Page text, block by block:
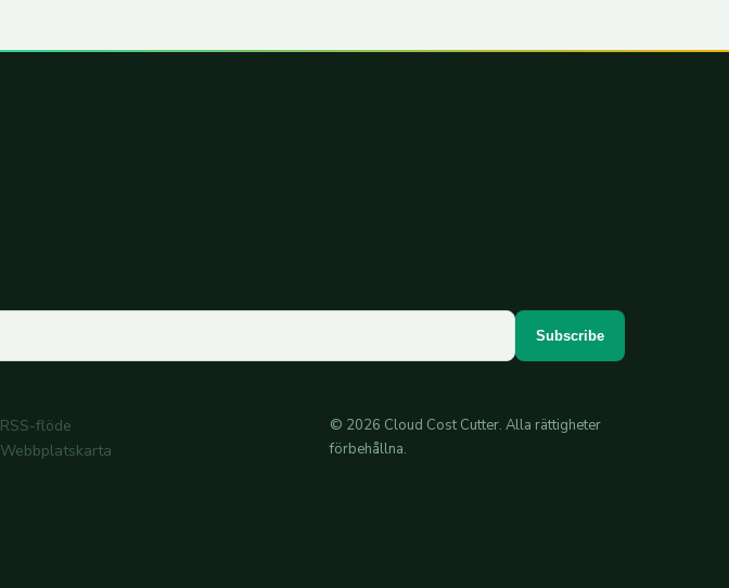
Subscribe
RSS-flöde
Webbplatskarta
© 2026 Cloud Cost Cutter. Alla rättigheter
förbehållna.